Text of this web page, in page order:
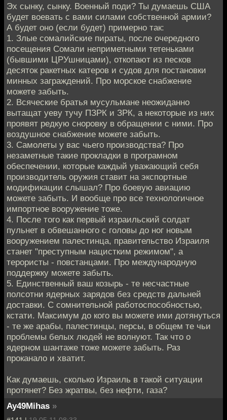
Эх сынку, сынку. Военный поди? Ты думаешь США
будет воевать с вами силами собственной армии?
А будет оно (если будет) примерно так:
1. Злые сомалийские пираты, после очередного
посещения Сомали неприметными тетеньками
(бывшими ЦРУшницами), откопают из песков
десяток ракетных катеров и судов для постановки
минных заграждений. Про морское снабжение
можете забыть.
2. Всяческие братья мусульмане неожиданно
вытащат уеву тучу ПЗРК и ЗРК, а некоторые из них
проявят редкую сноровку в обращении с ними. Про
воздушное снабжение можете забыть.
3. Самолеты у вас чьего производства? Про
незаметные такие прокладки в програмном
обеспечении, которые каждый уважающий себя
производитель оружия ставит на экспортные
модификации слышал? Про боевую авиацию
можете забыть. И вообще про все технологичное
импортное вооружение тоже.
4. После того как первый израильский солдат
пульнет в обвешанного с головы до ног новым
вооружением палестинца, правительство Израиля
станет "преступным нацистким режимом", а
терористы - повстанцами. Про международную
поддержку можете забыть.
5. Единственный ваш козырь - те несчастные
полсотни ядерных зарядов без средств дальней
доставки. С сомнительной работоспособностью,
кстати. Максимум до кого вы можете ими дотянуться
- те же арабы, палестинцы, персы, в общем те чьи
проблемы белых людей не волнуют. Так что о
ядерном шантаже тоже можете забыть. Раз
проканало и хватит.
Как думаешь, сколько Израиль в такой ситуации
протянет? Без жратвы, без нефти, газа?
Ay49Mihas »